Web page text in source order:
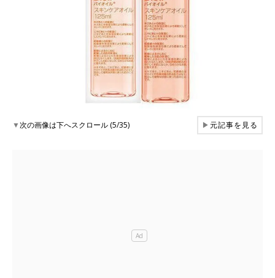
▼次の画像は下へスクロール (5/35) ▶元記事を見る